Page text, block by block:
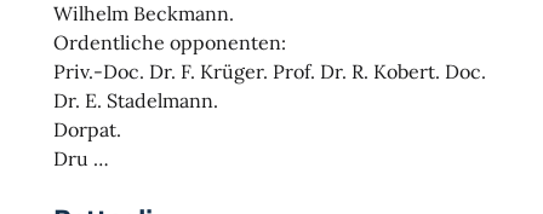
Wilhelm Beckmann.
Ordentliche opponenten:
Priv.-Doc. Dr. F. Krüger. Prof. Dr. R. Kobert. Doc.
Dr. E. Stadelmann.
Dorpat.
Dru …